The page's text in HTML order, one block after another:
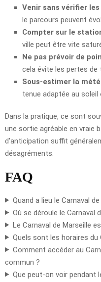
Venir sans vérifier
le parcours peuvent
Compter sur le
ville peut être vite
Ne pas prévoir de
cela évite les pertes de
Sous-estimer la
tenue adaptée au soleil
Dans la pratique, ce sont
une sortie agréable en vraie
d’anticipation suffit
désagréments.
FAQ
Quand a lieu le Carnaval
Où se déroule le Carnaval
Le Carnaval de Marseille
Quels sont les horaires du
Comment accéder au
commun ?
Que peut-on voir pendant